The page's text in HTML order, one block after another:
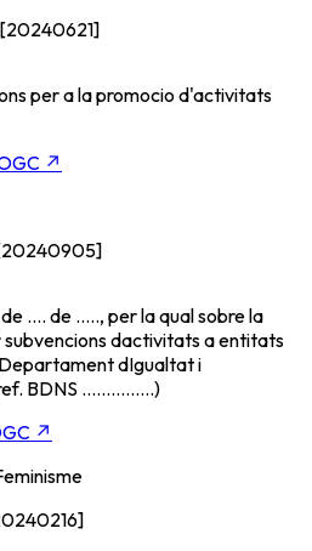
[20240621]
per a la promocio d'activitats
↗
.... de ....., per la qual sobre la
dactivitats a entitats
dIgualtat i
BDNS ...............)
↗